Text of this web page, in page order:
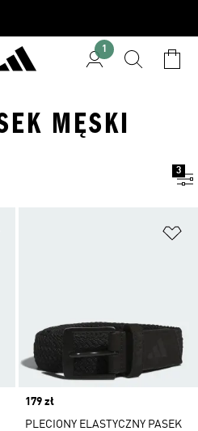
1
MĘSKI
3
Price
179 zł
PLECIONY ELASTYCZNY PASEK